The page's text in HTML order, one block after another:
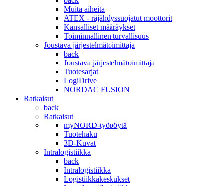
Muita aiheita
ATEX - räjähdyssuojatut moottorit
Kansalliset määräykset
Toiminnallinen turvallisuus
Joustava järjestelmätoimittaja
back
Joustava järjestelmätoimittaja
Tuotesarjat
LogiDrive
NORDAC FUSION
Ratkaisut
back
Ratkaisut
myNORD-työpöytä
Tuotehaku
3D-Kuvat
Intralogistiikka
back
Intralogistiikka
Logistiikkakeskukset